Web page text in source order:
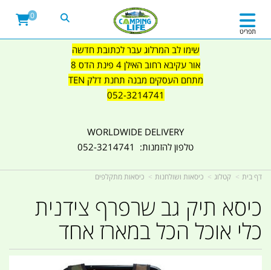
שימו לב המרלוג עבר לכתובת חדשה
אור עקיבא רחוב האילן 4 פינת הדס 8
מתחם העסקים מבנה תחנת דלק TEN
052-3214741
WORLDWIDE DELIVERY
טלפון להזמנות: 052-3214741
תפריט
0
דף בית קטלוג כיסאות ושולחנות כיסאות מתקלפים
כיסא תיק גב שרפרף צידנית
כלי אוכל הכל במארז אחד